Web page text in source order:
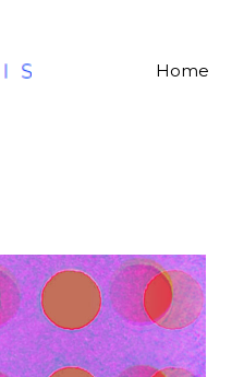
Home